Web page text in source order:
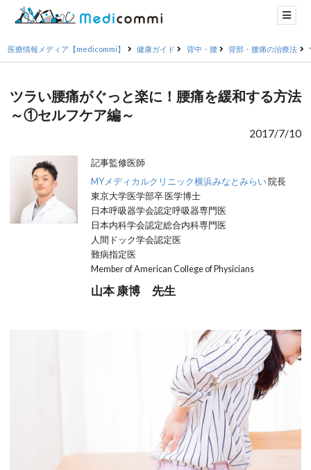
医療情報メディア【medicommi】 健康ガイド 背中・腰 背部・腰痛の治療法
ツラい腰痛がぐっと楽に！腰痛を緩和する方法
～①セルフケア編～
2017/7/10
記事監修医師
MYメディカルクリニック横浜みなとみらい院長
東京大学医学部卒 医学博士
日本呼吸器学会認定呼吸器専門医
日本内科学会認定総合内科専門医
人間ドック学会認定医
難病指定医
Member of American College of Physicians
山本 康博 先生